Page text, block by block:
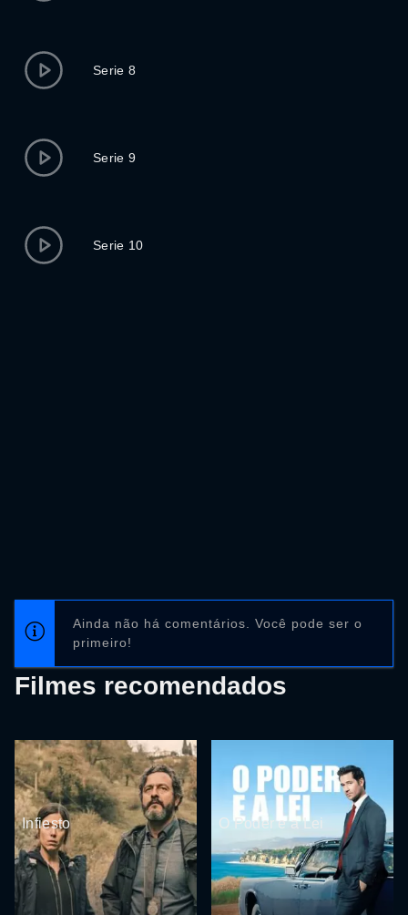
Serie 8
Serie 9
Serie 10
Ainda não há comentários. Você pode ser o
primeiro!
Filmes recomendados
Infiesto O Poder e a Lei